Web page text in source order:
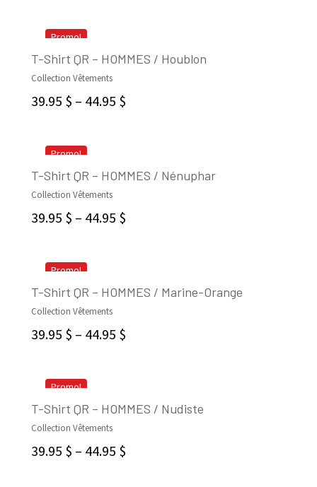
Promo!
T-Shirt QR – HOMMES / Houblon
Collection Vêtements
39.95 $ – 44.95 $
Promo!
T-Shirt QR – HOMMES / Nénuphar
Collection Vêtements
39.95 $ – 44.95 $
Promo!
T-Shirt QR – HOMMES / Marine-Orange
Collection Vêtements
39.95 $ – 44.95 $
Promo!
T-Shirt QR – HOMMES / Nudiste
Collection Vêtements
39.95 $ – 44.95 $